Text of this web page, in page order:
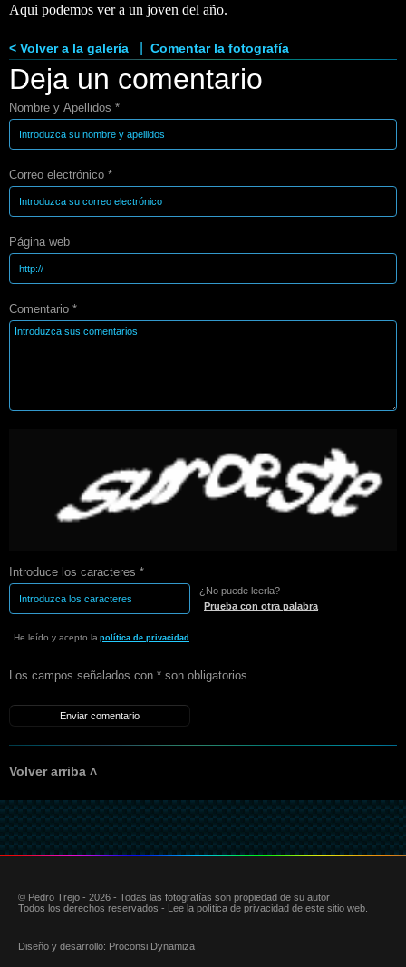
Aqui podemos ver a un joven del año.
< Volver a la galería Comentar la fotografía
Deja un comentario
Nombre y Apellidos *
Correo electrónico *
Página web
Comentario *
Introduce los caracteres *
¿No puede leerla?
Prueba con otra palabra
He leído y acepto la política de privacidad
Los campos señalados con * son obligatorios
Volver arriba ˄
© Pedro Trejo - 2026 - Todas las fotografías son propiedad de su autor
Todos los derechos reservados - Lee la política de privacidad de este sitio web.
Diseño y desarrollo: Proconsi Dynamiza